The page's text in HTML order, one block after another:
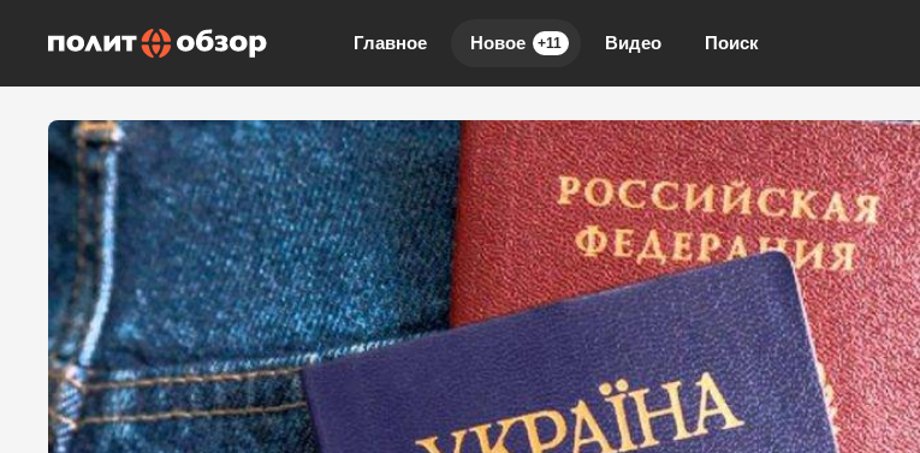
Главное Новое +11 Видео Поиск